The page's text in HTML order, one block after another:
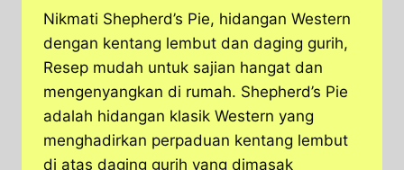
Nikmati Shepherd’s Pie, hidangan Western
dengan kentang lembut dan daging gurih,
Resep mudah untuk sajian hangat dan
mengenyangkan di rumah. Shepherd’s Pie
adalah hidangan klasik Western yang
menghadirkan perpaduan kentang lembut
di atas daging gurih yang dimasak